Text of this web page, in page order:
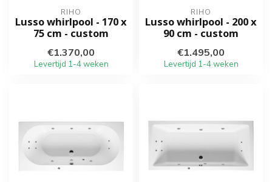
RIHO
Lusso whirlpool - 170 x
75 cm - custom
€1.370,00
Levertijd 1-4 weken
RIHO
Lusso whirlpool - 200 x
90 cm - custom
€1.495,00
Levertijd 1-4 weken